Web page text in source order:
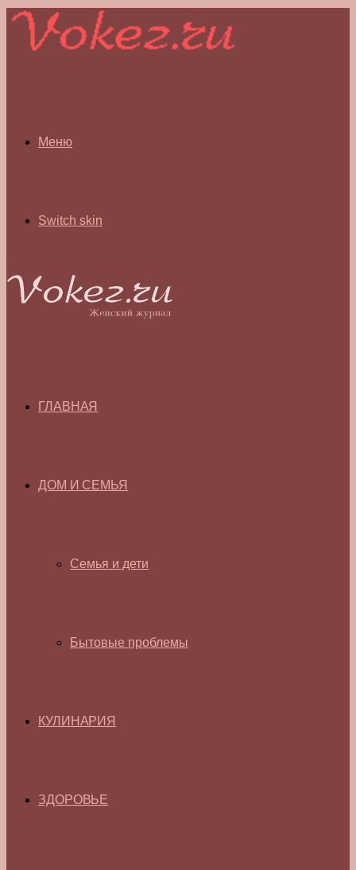
Меню
Switch skin
ГЛАВНАЯ
ДОМ И СЕМЬЯ
Семья и дети
Бытовые проблемы
КУЛИНАРИЯ
ЗДОРОВЬЕ